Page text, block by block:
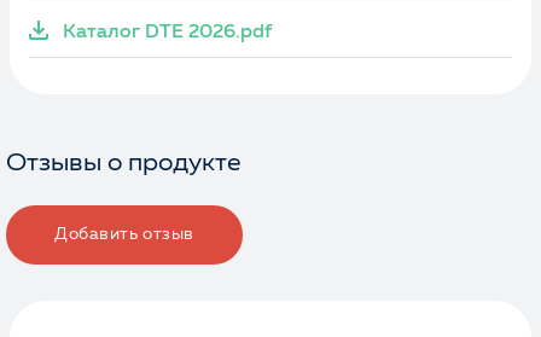
Каталог DTE 2026.pdf
Отзывы о продукте
Добавить отзыв